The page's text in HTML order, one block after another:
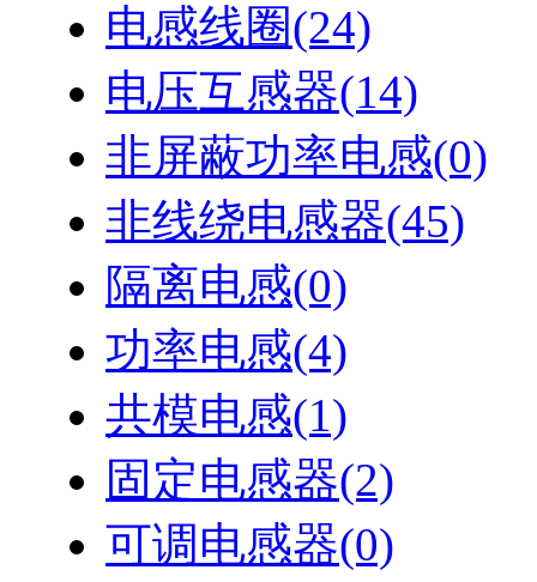
电感线圈(24)
电压互感器(14)
非屏蔽功率电感(0)
非线绕电感器(45)
隔离电感(0)
功率电感(4)
共模电感(1)
固定电感器(2)
可调电感器(0)